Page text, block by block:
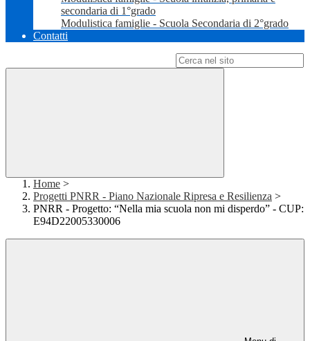
secondaria di 1°grado
Modulistica famiglie - Scuola Secondaria di 2°grado
Contatti
Home >
Progetti PNRR - Piano Nazionale Ripresa e Resilienza >
PNRR - Progetto: “Nella mia scuola non mi disperdo” - CUP:
E94D22005330006